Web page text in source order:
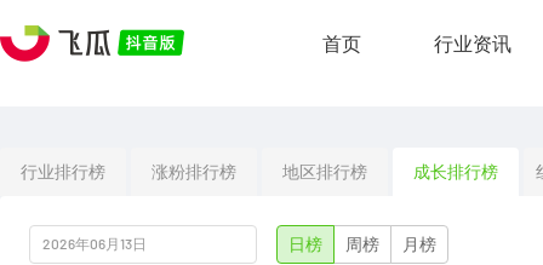
首页 行业资讯
行业排行榜 涨粉排行榜 地区排行榜 成长排行榜
日榜 周榜 月榜